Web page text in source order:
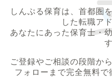
しんぷる保育は、首都圏
した転職ア
あなたにあった保育士・
ご登録やご相談の段階か
フォローまで完全無料で